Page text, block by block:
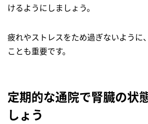
けるようにしましょう。
疲れやストレスをため過ぎないように
ことも重要です。
定期的な通院で腎臓の状
しょう